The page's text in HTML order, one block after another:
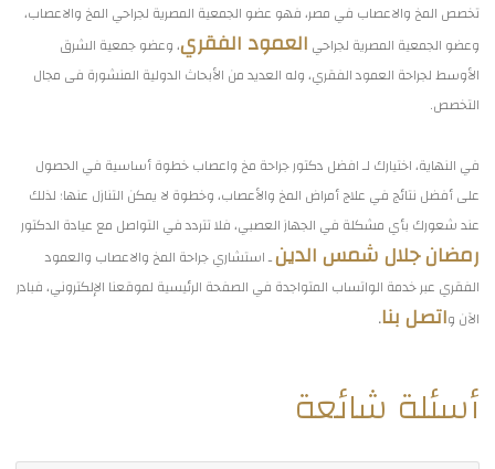
تخصص المخ والاعصاب في مصر، فهو عضو الجمعية المصرية لجراحي المخ والاعصاب،
وعضو الجمعية المصرية لجراحي العمود الفقري، وعضو جمعية الشرق
الأوسط لجراحة العمود الفقري، وله العديد من الأبحاث الدولية المنشورة فى مجال
التخصص.
في النهاية، اختيارك لـ افضل دكتور جراحة مخ واعصاب خطوة أساسية في الحصول
على أفضل نتائج في علاج أمراض المخ والأعصاب، وخطوة لا يمكن التنازل عنها؛ لذلك
عند شعورك بأي مشكلة في الجهاز العصبي، فلا تتردد في التواصل مع عيادة الدكتور
رمضان جلال شمس الدينـ استشاري جراحة المخ والاعصاب والعمود
الفقري عبر خدمة الواتساب المتواجدة في الصفحة الرئيسية لموقعنا الإلكتروني، فبادر
الآن واتصل بنا.
أسئلة شائعة